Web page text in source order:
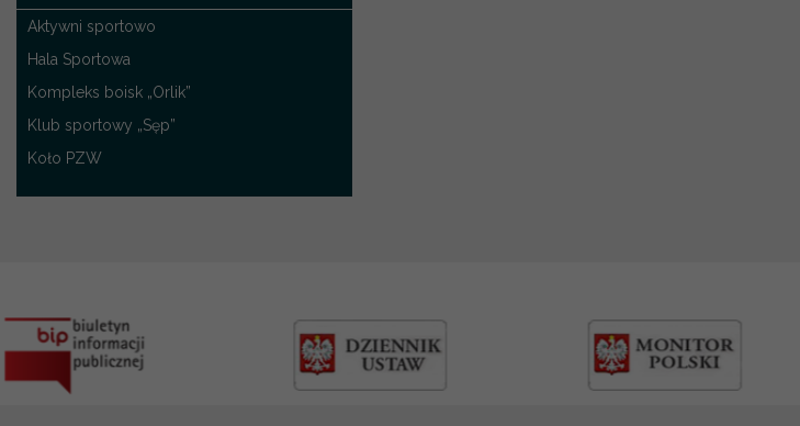
Aktywni sportowo
Hala Sportowa
Kompleks boisk „Orlik”
Klub sportowy „Sęp”
Koło PZW